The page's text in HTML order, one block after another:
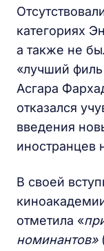
категориях
а также не
«лучший
Асгара
отказался
введения
иностранцев
В своей
отметила «
номинантов»